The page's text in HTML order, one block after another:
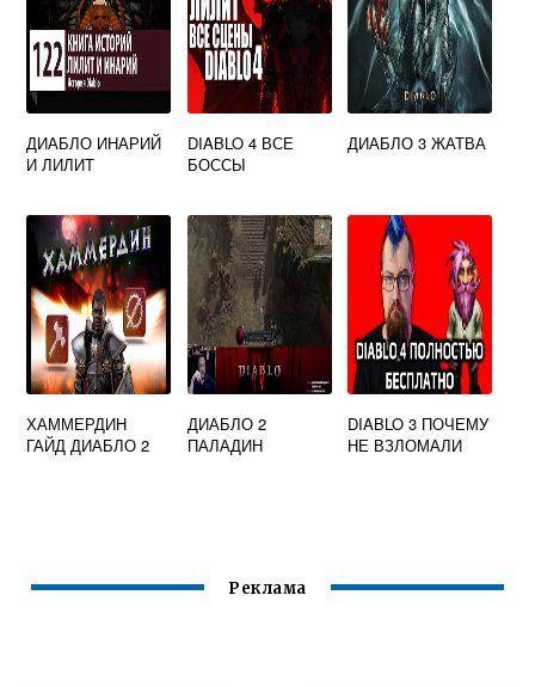
ДИАБЛО ИНАРИЙ
И ЛИЛИТ
DIABLO 4 ВСЕ
БОССЫ
ДИАБЛО 3 ЖАТВА
ХАММЕРДИН
ГАЙД ДИАБЛО 2
ДИАБЛО 2
ПАЛАДИН
DIABLO 3 ПОЧЕМУ
НЕ ВЗЛОМАЛИ
Реклама